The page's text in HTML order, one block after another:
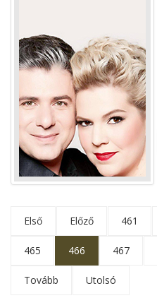
Első Előző 461
465 466 467
Tovább Utolsó